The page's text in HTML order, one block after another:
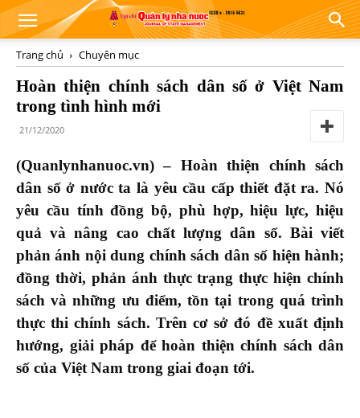
Trang chủ Chuyên mục
Hoàn thiện chính sách dân số ở Việt Nam
trong tình hình mới
21/12/2020
(Quanlynhanuoc.vn) – Hoàn thiện chính sách
dân số ở nước ta là yêu cầu cấp thiết đặt ra. Nó
yêu cầu tính đồng bộ, phù hợp, hiệu lực, hiệu
quả và nâng cao chất lượng dân số. Bài viết
phản ánh nội dung chính sách dân số hiện hành;
đồng thời, phản ánh thực trạng thực hiện chính
sách và những ưu điểm, tồn tại trong quá trình
thực thi chính sách. Trên cơ sở đó đề xuất định
hướng, giải pháp để hoàn thiện chính sách dân
số của Việt Nam trong giai đoạn tới.